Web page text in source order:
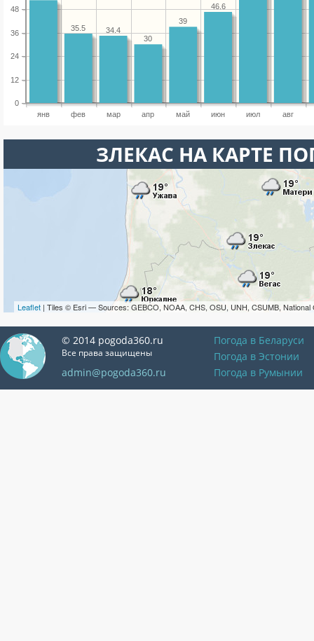
янв фев мар апр май июн июл авг
0
12
24
36
48
46.6
39
30
34.4
35.5
ЗЛЕКАС НА КАРТЕ
Leaflet | Tiles © Esri — Sources: GEBCO, NOAA, CHS, OSU, UNH, CSUMB, National
© 2014 pogoda360.ru
Все права защищены
admin@pogoda360.ru
Погода в Беларуси
Погода в Эстонии
Погода в Румынии